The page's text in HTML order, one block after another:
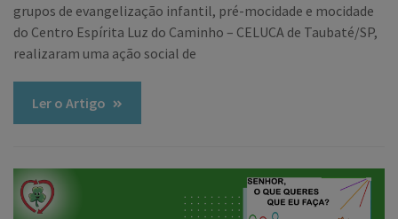
grupos de evangelização infantil, pré-mocidade e mocidade
do Centro Espírita Luz do Caminho – CELUCA de Taubaté/SP,
realizaram uma ação social de
Ler o Artigo